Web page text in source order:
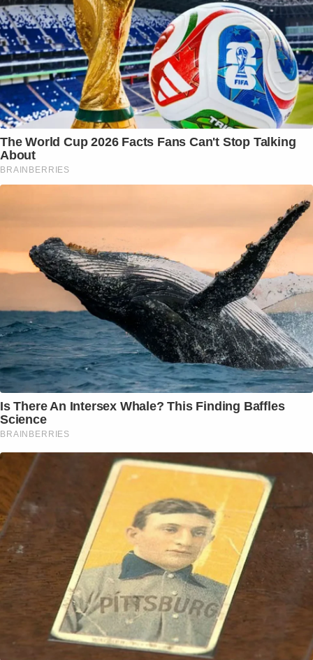
The World Cup 2026 Facts Fans Can't Stop Talking
About
BRAINBERRIES
Is There An Intersex Whale? This Finding Baffles
Science
BRAINBERRIES